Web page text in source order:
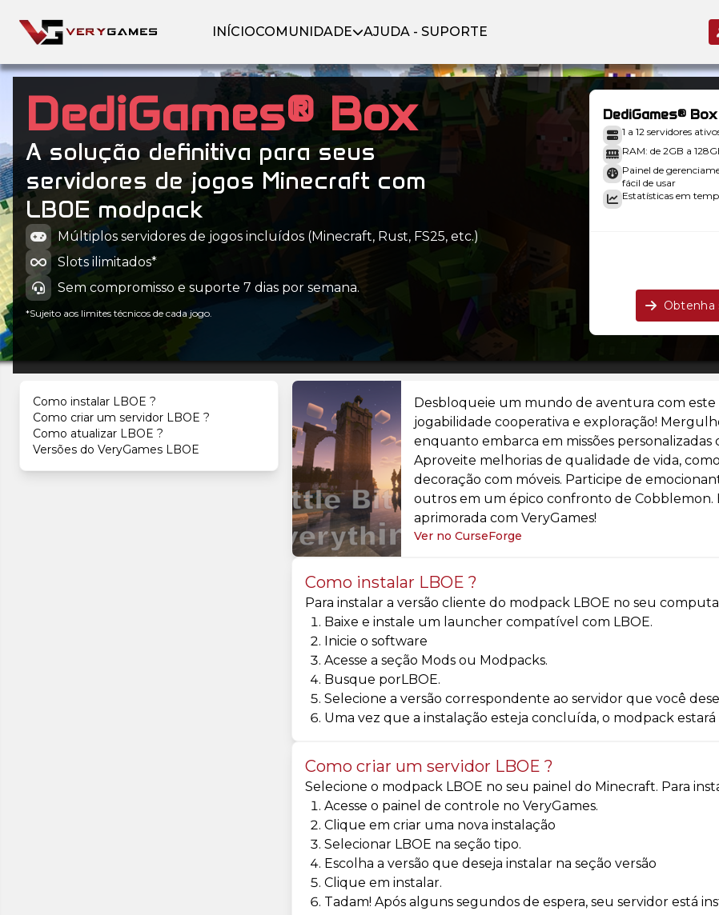
INÍCIOCOMUNIDADE AJUDA - SUPORTE
DediGames® Box
A solução definitiva para seus
servidores de jogos Minecraft com
LBOE modpack
Múltiplos servidores de jogos incluídos (Minecraft, Rust, FS25, etc.)
Slots ilimitados*
Sem compromisso e suporte 7 dias por semana.
*Sujeito aos limites técnicos de cada jogo.
DediGames® Box
1 a 12 servidores
RAM: de 2GB a
Painel de
fácil de usar
Estatísticas em
Obtenha
Como instalar LBOE ?
Como criar um servidor LBOE ?
Como atualizar LBOE ?
Versões do VeryGames LBOE
Desbloqueie um mundo de aventura com
jogabilidade cooperativa e exploração!
enquanto embarca em missões
Aproveite melhorias de qualidade de vida,
decoração com móveis. Participe de
outros em um épico confronto de
aprimorada com VeryGames!
Ver no CurseForge
Como instalar LBOE ?
Para instalar a versão cliente do modpack LBOE no seu
Baixe e instale um launcher compatível com LBOE.
Inicie o software
Acesse a seção Mods ou Modpacks.
Busque porLBOE.
Selecione a versão correspondente ao servidor que você
Uma vez que a instalação esteja concluída, o modpack
Como criar um servidor LBOE ?
Selecione o modpack LBOE no seu painel do Minecraft. Para
Acesse o painel de controle no VeryGames.
Clique em criar uma nova instalação
Selecionar LBOE na seção tipo.
Escolha a versão que deseja instalar na seção versão
Clique em instalar.
Tadam! Após alguns segundos de espera, seu servidor está